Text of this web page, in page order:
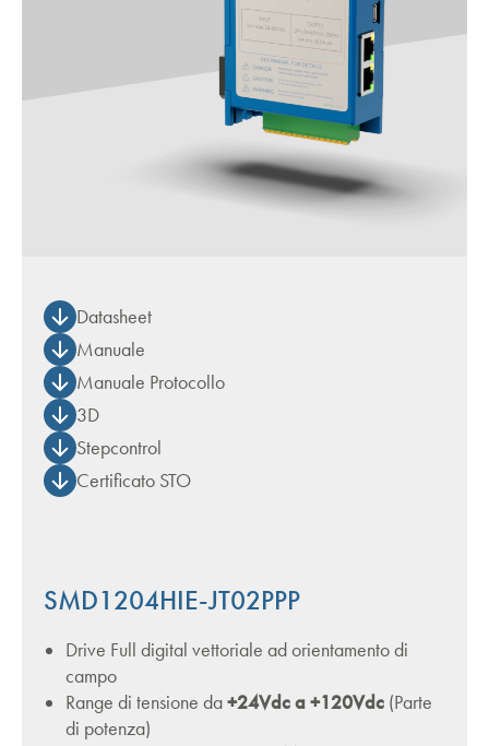
Datasheet
Manuale
Manuale Protocollo
3D
Stepcontrol
Certificato STO
SMD1204HIE-JT02PPP
Drive Full digital vettoriale ad orientamento di
campo
Range di tensione da+24Vdc a +120Vdc (Parte
di potenza)